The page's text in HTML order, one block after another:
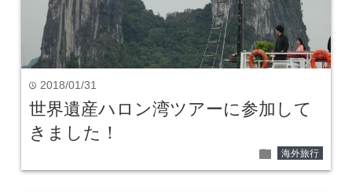
time 2018/01/31
世界遺産ハロン湾ツアーに参加して
きました！
folder 海外旅行